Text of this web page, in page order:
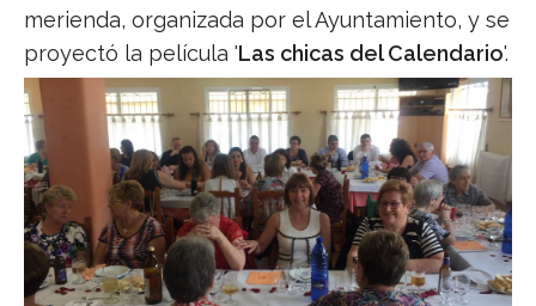
merienda, organizada por el Ayuntamiento, y se
proyectó la película 'Las chicas del Calendario'.